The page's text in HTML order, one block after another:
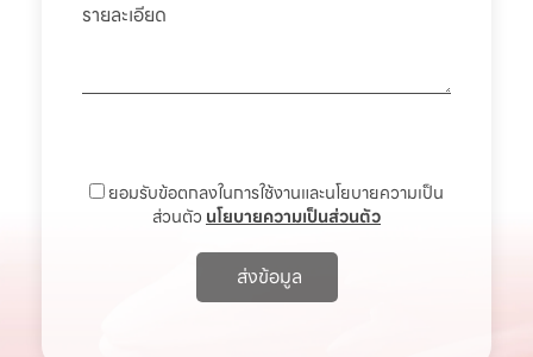
ยอมรับข้อตกลงในการใช้งานและนโยบายความเป็น
ส่วนตัว นโยบายความเป็นส่วนตัว
ส่งข้อมูล